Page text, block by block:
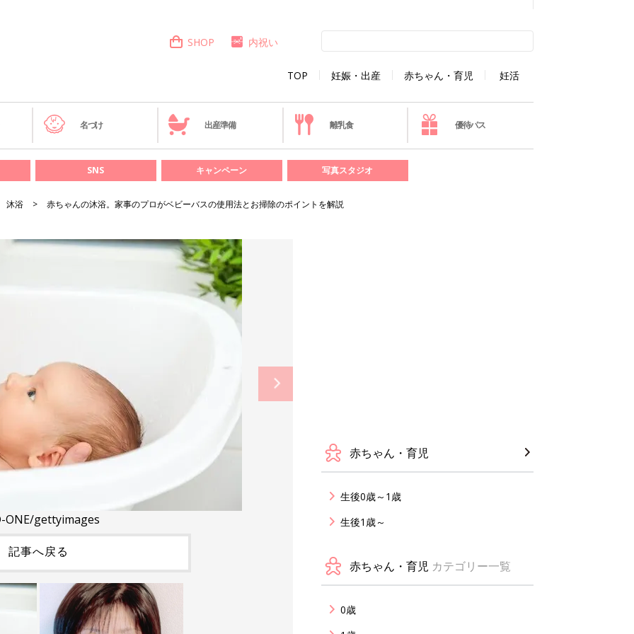
TOP 妊娠・出産 赤ちゃん・育児 妊活
SHOP 内祝い
名づけ 出産準備 離乳食 優待パス
SNS キャンペーン 写真スタジオ
沐浴 赤ちゃんの沐浴。家事のプロがベビーバスの使用法とお掃除のポイントを解説
ONE/gettyimages
記事へ戻る
赤ちゃん・育児
生後0歳～1歳
生後1歳～
赤ちゃん・育児 カテゴリー一覧
0歳